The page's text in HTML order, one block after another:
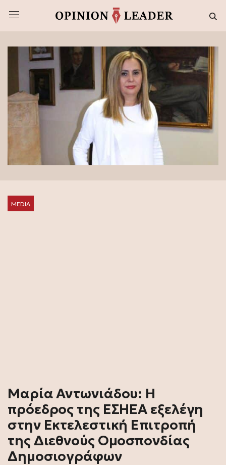
MEDIA
Μαρία Αντωνιάδου: Η
πρόεδρος της ΕΣΗΕΑ εξελέγη
στην Εκτελεστική Επιτροπή
της Διεθνούς Ομοσπονδίας
Δημοσιογράφων